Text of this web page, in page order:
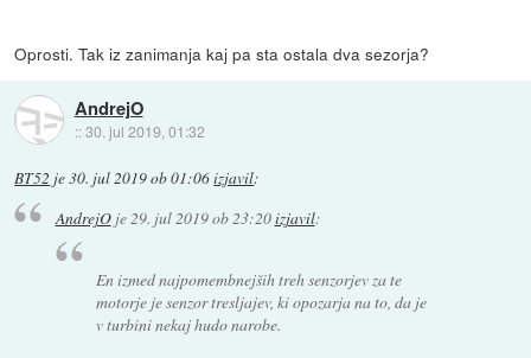
Oprosti. Tak iz zanimanja kaj pa sta ostala dva sezorja?
AndrejO
::30. jul 2019, 01:32
BT52 je30. jul 2019 ob 01:06izjavil:
AndrejOje29. jul 2019 ob 23:20izjavil:
En izmed najpomembnejših treh senzorjev za te
motorje je senzor tresljajev, ki opozarja na to, da je
v turbini nekaj hudo narobe.